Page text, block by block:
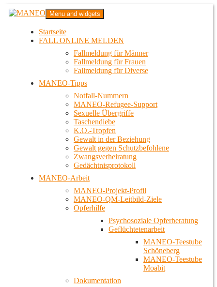
Zum
InhaltMANEO
Das schwule Anti-Gewalt-Projekt in Berlin
Menu and widgets
Startseite
FALL ONLINE MELDEN
Fallmeldung für Männer
Fallmeldung für Frauen
Fallmeldung für Diverse
MANEO-Tipps
Notfall-Nummern
MANEO-Refugee-Support
Sexuelle Übergriffe
Taschendiebe
K.O.-Tropfen
Gewalt in der Beziehung
Gewalt gegen Schutzbefohlene
Zwangsverheiratung
Gedächtnisprotokoll
MANEO-Arbeit
MANEO-Projekt-Profil
MANEO-QM-Leitbild-Ziele
Opferhilfe
Psychosoziale Opferberatung
Geflüchtetenarbeit
MANEO-Teestube
Schöneberg
MANEO-Teestube
Moabit
Dokumentation